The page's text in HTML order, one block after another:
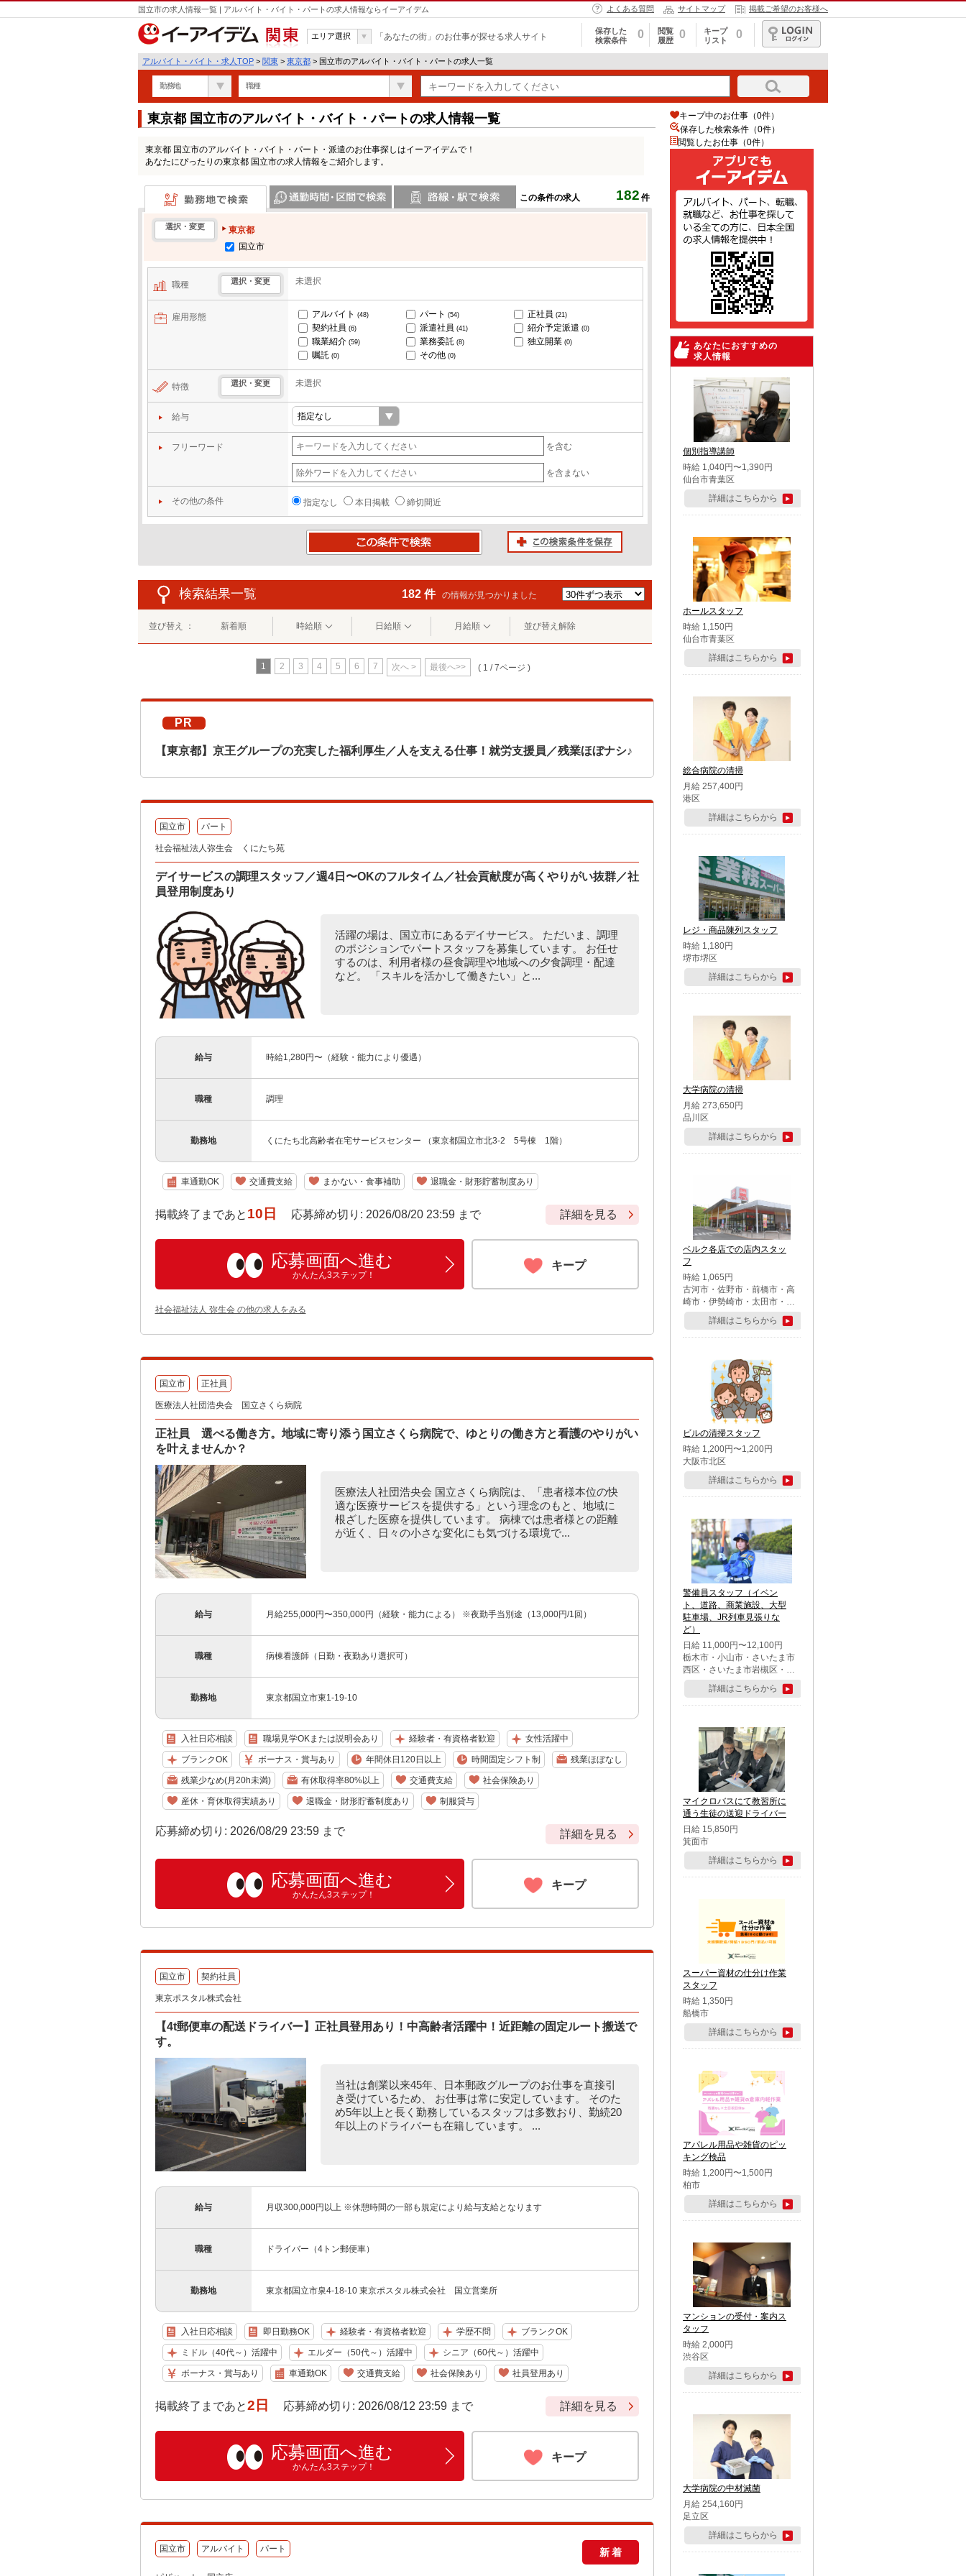
国立市の求人情報一覧 | アルバイト・バイト・パートの求人情報ならイーアイデム よくある質問 サイトマップ 掲載ご希望のお客様へ
関東
エリア選択 「あなたの街」のお仕事が探せる求人サイト
保存した
検索条件
0
閲覧
履歴
0
キープ
リスト
0
ログイン
アルバイト・バイト・求人TOP > 関東 > 東京都 > 国立市のアルバイト・バイト・パートの求人一覧
勤務地 職種
東京都 国立市のアルバイト・バイト・パートの求人情報一覧
東京都 国立市のアルバイト・バイト・パート・派遣のお仕事探しはイーアイデムで！
あなたにぴったりの東京都 国立市の求人情報をご紹介します。
この条件の求人 182 件
勤務地で検索
選択・変更
東京都
国立市
職種 選択・変更 未選択
雇用形態 アルバイト (48) パート (54) 正社員 (21)
契約社員 (6) 派遣社員 (41) 紹介予定派遣 (0)
職業紹介 (59) 業務委託 (8) 独立開業 (0)
嘱託 (0) その他 (0)
特徴 選択・変更 未選択
給与
フリーワード を含む
を含まない
その他の条件 指定なし 本日掲載 締切間近
検索結果一覧 182 件 の情報が見つかりました
並び替え ： 新着順 時給順 日給順 月給順 並び替え解除
1 2 3 4 5 6 7 次へ > 最後へ>> ( 1 / 7ページ )
PR
【東京都】京王グループの充実した福利厚生／人を支える仕事！就労支援員／残業ほぼナシ♪
国立市 パート
社会福祉法人弥生会 くにたち苑
デイサービスの調理スタッフ／週4日〜OKのフルタイム／社会貢献度が高くやりがい抜群／社
員登用制度あり
活躍の場は、国立市にあるデイサービス。 ただいま、調理
のポジションでパートスタッフを募集しています。 お任せ
するのは、利用者様の昼食調理や地域への夕食調理・配達
など。 「スキルを活かして働きたい」と...
給与 時給1,280円〜（経験・能力により優遇）
職種 調理
勤務地 くにたち北高齢者在宅サービスセンター （東京都国立市北3-2 5号棟 1階）
車通勤OK 交通費支給 まかない・食事補助 退職金・財形貯蓄制度あり
掲載終了まであと 10日 応募締め切り: 2026/08/20 23:59 まで 詳細を見る
応募画面へ進む
かんたん3ステップ！
キープ
社会福祉法人 弥生会 の他の求人をみる
国立市 正社員
医療法人社団浩央会 国立さくら病院
正社員 選べる働き方。地域に寄り添う国立さくら病院で、ゆとりの働き方と看護のやりがい
を叶えませんか？
医療法人社団浩央会 国立さくら病院は、「患者様本位の快
適な医療サービスを提供する」という理念のもと、地域に
根ざした医療を提供しています。 病棟では患者様との距離
が近く、日々の小さな変化にも気づける環境で...
給与 月給255,000円〜350,000円（経験・能力による） ※夜勤手当別途（13,000円/1回）
職種 病棟看護師（日勤・夜勤あり選択可）
勤務地 東京都国立市東1-19-10
入社日応相談 職場見学OKまたは説明会あり 経験者・有資格者歓迎 女性活躍中
ブランクOK ボーナス・賞与あり 年間休日120日以上 時間固定シフト制 残業ほぼなし
残業少なめ(月20h未満) 有休取得率80%以上 交通費支給 社会保険あり
産休・育休取得実績あり 退職金・財形貯蓄制度あり 制服貸与
応募締め切り: 2026/08/29 23:59 まで 詳細を見る
応募画面へ進む
かんたん3ステップ！
キープ
国立市 契約社員
東京ポスタル株式会社
【4t郵便車の配送ドライバー】正社員登用あり！中高齢者活躍中！近距離の固定ルート搬送で
す。
当社は創業以来45年、日本郵政グループのお仕事を直接引
き受けているため、 お仕事は常に安定しています。 そのた
め5年以上と長く勤務しているスタッフは多数おり、勤続20
年以上のドライバーも在籍しています。 ...
給与 月収300,000円以上 ※休憩時間の一部も規定により給与支給となります
職種 ドライバー（4トン郵便車）
勤務地 東京都国立市泉4-18-10 東京ポスタル株式会社 国立営業所
入社日応相談 即日勤務OK 経験者・有資格者歓迎 学歴不問 ブランクOK
ミドル（40代～）活躍中 エルダー（50代～）活躍中 シニア（60代～）活躍中
ボーナス・賞与あり 車通勤OK 交通費支給 社会保険あり 社員登用あり
掲載終了まであと2日 応募締め切り: 2026/08/12 23:59 まで 詳細を見る
応募画面へ進む
かんたん3ステップ！
キープ
国立市 アルバイト パート 新着
キープ中のお仕事（0件）
保存した検索条件（0件）
閲覧したお仕事（0件）
あなたにおすすめの
求人情報
個別指導講師
時給 1,040円〜1,390円
仙台市青葉区
詳細はこちらから
ホールスタッフ
時給 1,150円
仙台市青葉区
詳細はこちらから
総合病院の清掃
月給 257,400円
港区
詳細はこちらから
レジ・商品陳列スタッフ
時給 1,180円
堺市堺区
詳細はこちらから
大学病院の清掃
月給 273,650円
品川区
詳細はこちらから
ベルク各店での店内スタッ
フ
時給 1,065円
古河市・佐野市・前橋市・高
崎市・伊勢崎市・太田市・館
林市・藤岡市・大泉町・さい
たま市北区・川越市・熊谷
市・行田市・秩父市・所沢
市・鶴ケ島市・千葉市中央
区・市川市・松戸市・習志野
市・柏市・流山市・八千代
市・足立区・江戸川区・八王
子市・町田市
詳細はこちらから
ビルの清掃スタッフ
時給 1,200円〜1,200円
大阪市北区
詳細はこちらから
警備員スタッフ（イベン
ト、道路、商業施設、大型
駐車場、JR列車見張りな
ど）
日給 11,000円〜12,100円
栃木市・小山市・さいたま市
西区・さいたま市岩槻区・久
喜市・蓮田市
詳細はこちらから
マイクロバスにて教習所に
通う生徒の送迎ドライバー
日給 15,850円
箕面市
詳細はこちらから
スーパー資材の仕分け作業
スタッフ
時給 1,350円
船橋市
詳細はこちらから
アパレル用品や雑貨のピッ
キング検品
時給 1,200円〜1,500円
柏市
詳細はこちらから
マンションの受付・案内ス
タッフ
時給 2,000円
渋谷区
詳細はこちらから
大学病院の中材滅菌
月給 254,160円
足立区
詳細はこちらから